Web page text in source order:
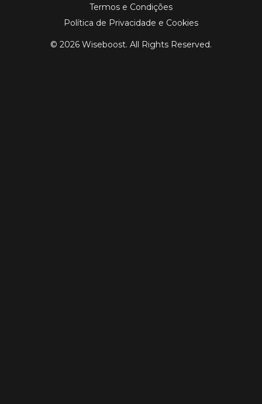
Termos e Condições
Política de Privacidade e Cookies
© 2026 Wiseboost. All Rights Reserved.